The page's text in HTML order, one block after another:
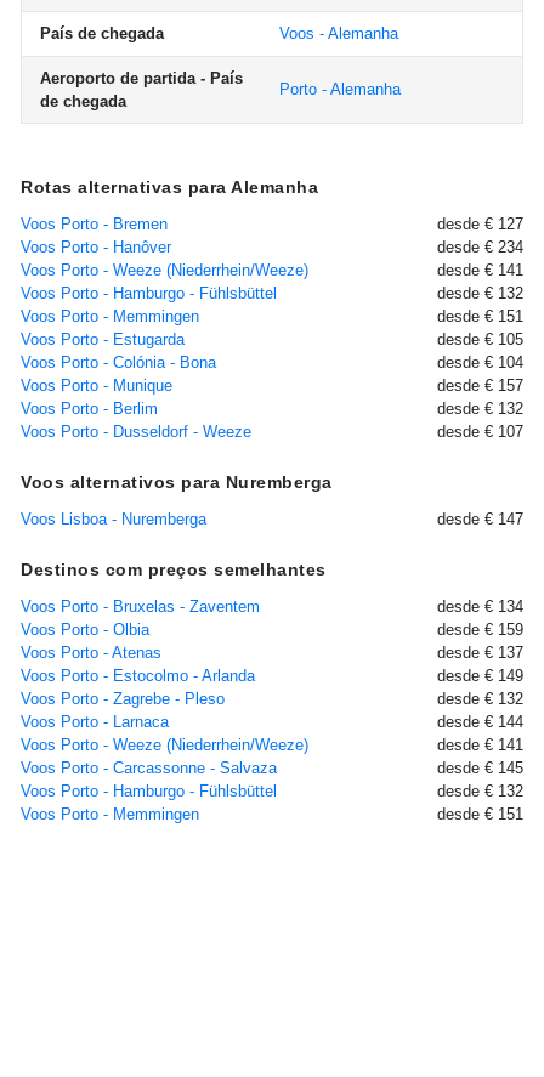
País de chegada Voos - Alemanha
Aeroporto de partida - País
de chegada
Porto - Alemanha
Rotas alternativas para Alemanha
Voos Porto - Bremen
desde € 127
Voos Porto - Hanôver
desde € 234
Voos Porto - Weeze (Niederrhein/Weeze)
desde € 141
Voos Porto - Hamburgo - Fühlsbüttel
desde € 132
Voos Porto - Memmingen
desde € 151
Voos Porto - Estugarda
desde € 105
Voos Porto - Colónia - Bona
desde € 104
Voos Porto - Munique
desde € 157
Voos Porto - Berlim
desde € 132
Voos Porto - Dusseldorf - Weeze
desde € 107
Voos alternativos para Nuremberga
Voos Lisboa - Nuremberga desde € 147
Destinos com preços semelhantes
Voos Porto - Bruxelas - Zaventem
desde € 134
Voos Porto - Olbia
desde € 159
Voos Porto - Atenas
desde € 137
Voos Porto - Estocolmo - Arlanda
desde € 149
Voos Porto - Zagrebe - Pleso
desde € 132
Voos Porto - Larnaca
desde € 144
Voos Porto - Weeze (Niederrhein/Weeze)
desde € 141
Voos Porto - Carcassonne - Salvaza
desde € 145
Voos Porto - Hamburgo - Fühlsbüttel
desde € 132
Voos Porto - Memmingen
desde € 151